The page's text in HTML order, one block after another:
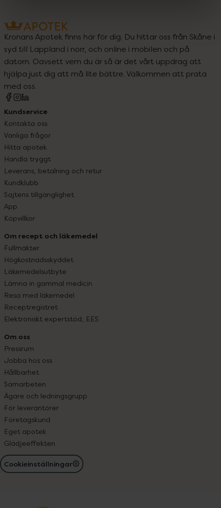
Kronans Apotek finns här för dig. Du hittar oss från Skåne i
syd till Lappland i norr, och online i mobilen och på
datorn. Oavsett vem du är så är det vårt uppdrag att
hjälpa just dig att må lite bättre. Välkommen att prata
med oss.
Kundservice
Kontakta oss
Vanliga frågor
Hitta apotek
Handla tryggt
Leverans, betalning och retur
Kundklubb
Sajtens tillgänglighet
App
Köpvillkor
Om recept och läkemedel
Fullmakter
Högkostnadsskyddet
Läkemedelsutbyte
Lämna in gammal medicin
Resa med läkemedel
Receptregistret
Elektroniskt expertstöd, EES
Om oss
Pressrum
Jobba hos oss
Hållbarhet
Samarbeten
Ägare och ledningsgrupp
För leverantörer
Företagskund
Eget apotek
Glädjeeffekten
Cookieinställningar